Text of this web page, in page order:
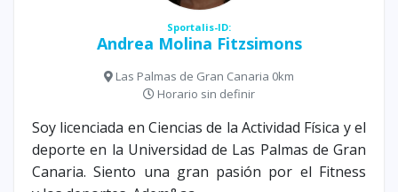
Sportalis-ID:
Andrea Molina Fitzsimons
Las Palmas de Gran Canaria 0km
Horario sin definir
Soy licenciada en Ciencias de la Actividad Física y el
deporte en la Universidad de Las Palmas de Gran
Canaria. Siento una gran pasión por el Fitness